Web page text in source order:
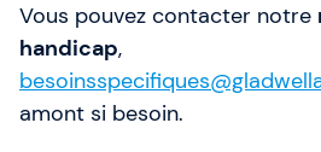
Vous pouvez contacter notre
handicap,
amont si besoin.